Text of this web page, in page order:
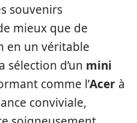
souvenirs
mieux que de
en un véritable
sélection d’un mini
comme l’Acer à
conviviale,